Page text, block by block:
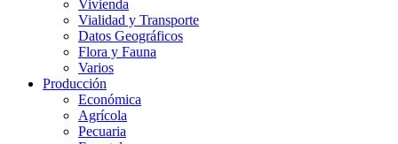
Vivienda
Vialidad y Transporte
Datos Geográficos
Flora y Fauna
Varios
Producción
Económica
Agrícola
Pecuaria